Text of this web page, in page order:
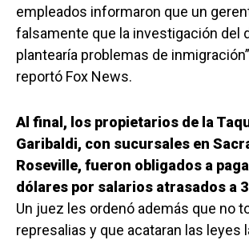
empleados informaron que un
falsamente que la investigación del
plantearía problemas de
reportó Fox News.
Al final, los propietarios de la
Garibaldi, con sucursales en
Roseville, fueron obligados a
dólares por salarios atrasados a
Un juez les ordenó además que no
represalias y que acataran las leyes